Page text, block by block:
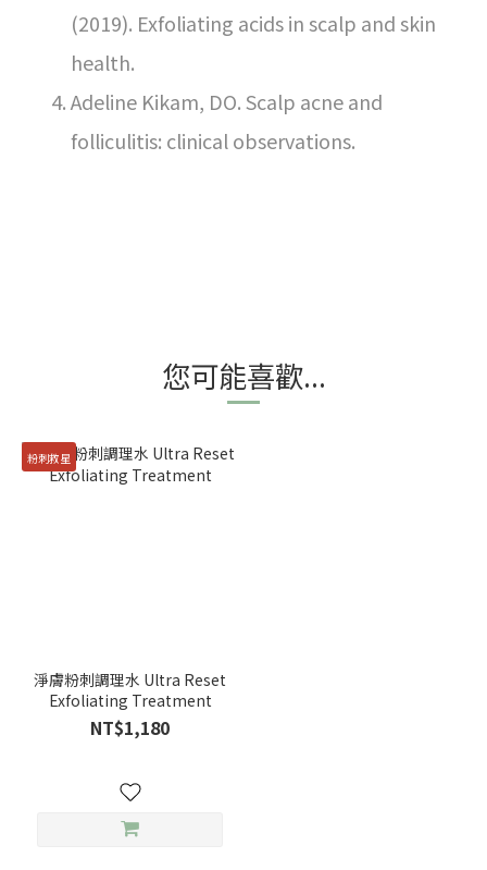
(2019). Exfoliating acids in scalp and skin
health.
Adeline Kikam, DO. Scalp acne and
folliculitis: clinical observations.
您可能喜歡...
粉刺救星
淨膚粉刺調理水 Ultra Reset
Exfoliating Treatment
NT$1,180